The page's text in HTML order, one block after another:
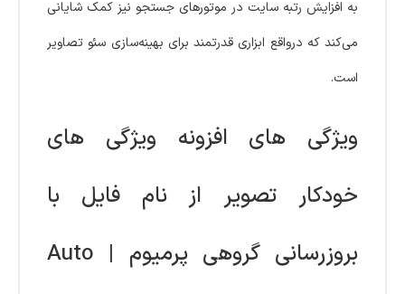
به افزایش رتبه سایت در موتورهای جستجو نیز کمک شایانی
می‌کند که درواقع ابزاری قدرتمند برای بهینه‌سازی سئو تصاویر
است.
ویژگی های افزونه ویژگی های
خودکار تصویر از نام فایل با
بروزرسانی گروهی پرمیوم | Auto